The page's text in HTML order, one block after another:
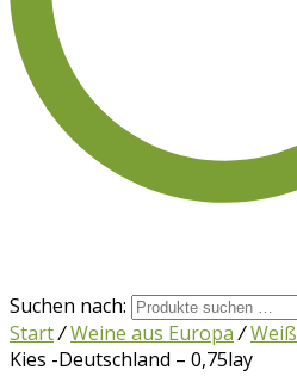
Suchen nach:
Start/Weine aus Europa /Weiß
Kies -Deutschland – 0,75lay